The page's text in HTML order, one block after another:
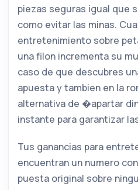
piezas seguras igual que
como evitar las minas.
entretenimiento sobre
una filon incrementa su
caso de que descubres
apuesta y tambien en la
alternativa de �apartar
instante para garantizar
Tus ganancias para
encuentran un numero
puesta original sobre